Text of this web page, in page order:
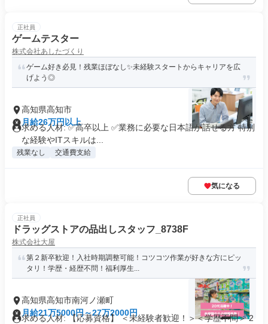
正社員
ゲームテスター
株式会社あしたづくり
ゲーム好き必見！残業ほぼなし✨未経験スタートからキャリアを広
げよう◎
高知県高知市
月給26万円以上
求める人材: ✅高卒以上 ✅業務に必要な日本語が話せる方 特別
な経験やITスキルは...
残業なし 交通費支給
気になる
正社員
ドラッグストアの品出しスタッフ_8738F
株式会社大屋
第２新卒歓迎！入社時期調整可能！コツコツ作業が好きな方にピッ
タリ！学歴・経歴不問！福利厚生...
高知県高知市南河ノ瀬町
月給21万5000円～27万2000円
求める人材: 【応募資格】 ＜未経験者歓迎！＞＜学歴不問＞ 2